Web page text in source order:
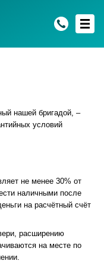
нашей бригадой, –
условий
не менее 30% от
наличными после
на расчётный счёт
расширению
на месте по